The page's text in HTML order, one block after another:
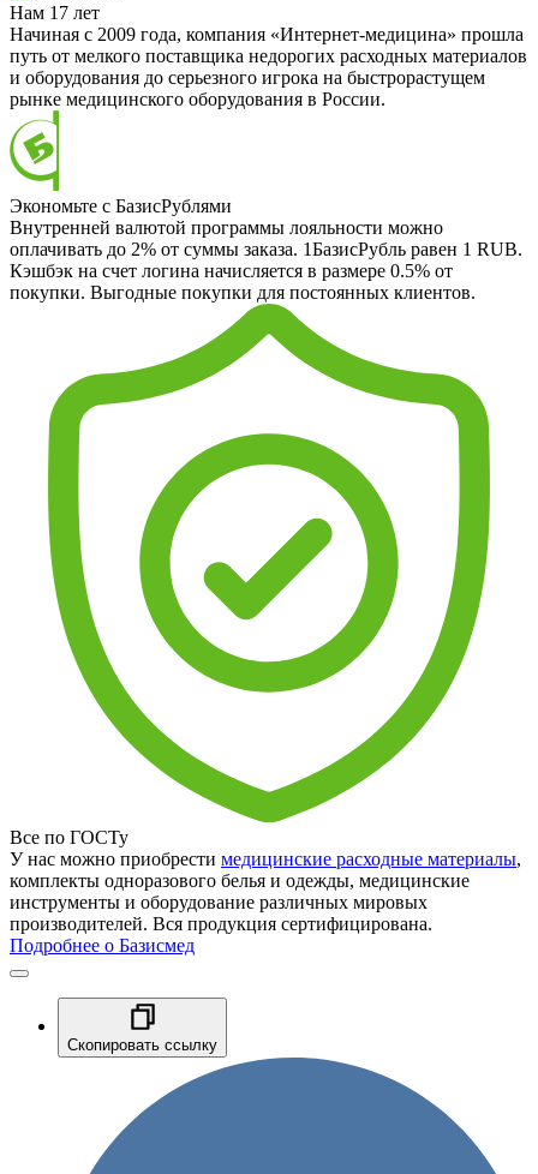
Нам 17 лет
Начиная с 2009 года, компания «Интернет-медицина» прошла
путь от мелкого поставщика недорогих расходных материалов
и оборудования до серьезного игрока на быстрорастущем
рынке медицинского оборудования в России.
Экономьте с БазисРублями
Внутренней валютой программы лояльности можно
оплачивать до 2% от суммы заказа. 1БазисРубль равен 1 RUB.
Кэшбэк на счет логина начисляется в размере 0.5% от
покупки. Выгодные покупки для постоянных клиентов.
Все по ГОСТу
У нас можно приобрести медицинские расходные материалы,
комплекты одноразового белья и одежды, медицинские
инструменты и оборудование различных мировых
производителей. Вся продукция сертифицирована.
Подробнее о Базисмед
Скопировать ссылку